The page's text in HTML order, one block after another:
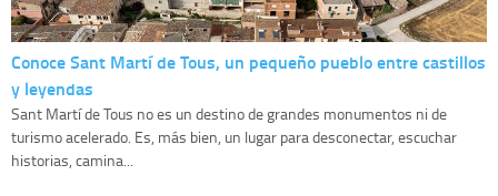
Conoce Sant Martí de Tous, un pequeño pueblo entre castillos
y leyendas
Sant Martí de Tous no es un destino de grandes monumentos ni de
turismo acelerado. Es, más bien, un lugar para desconectar, escuchar
historias, camina...